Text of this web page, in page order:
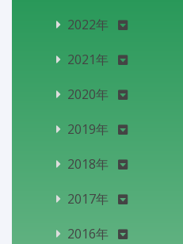
2022年
2021年
2020年
2019年
2018年
2017年
2016年